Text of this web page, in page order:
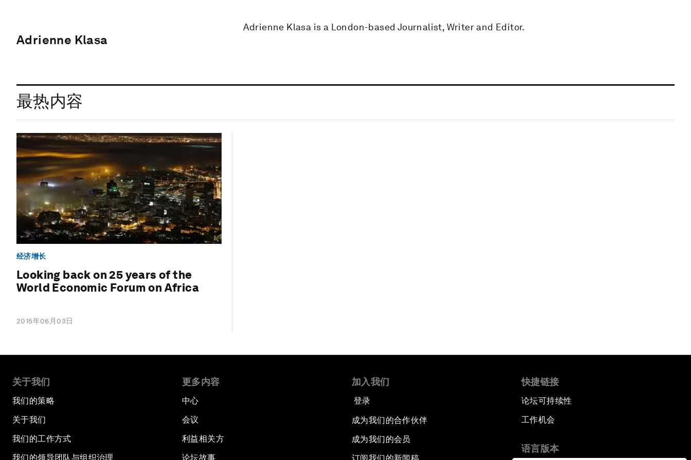
Adrienne Klasa
Adrienne Klasa is a London-based Journalist, Writer and Editor.
最热内容
经济增长
Looking back on 25 years of the
World Economic Forum on Africa
2015年06月03日
关于我们
我们的策略
关于我们
我们的工作方式
我们的领导团队与组织治理
更多内容
中心
会议
利益相关方
论坛故事
加入我们
登录
成为我们的合作伙伴
成为我们的会员
快捷链接
论坛可持续性
工作机会
语言版本